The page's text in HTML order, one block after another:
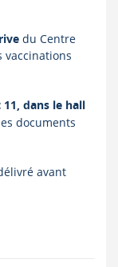
du Centre
vaccinations
dans le hall
documents
avant